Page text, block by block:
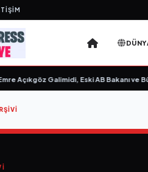
Açıkgöz Galimidi, Eski AB Bakanı ve